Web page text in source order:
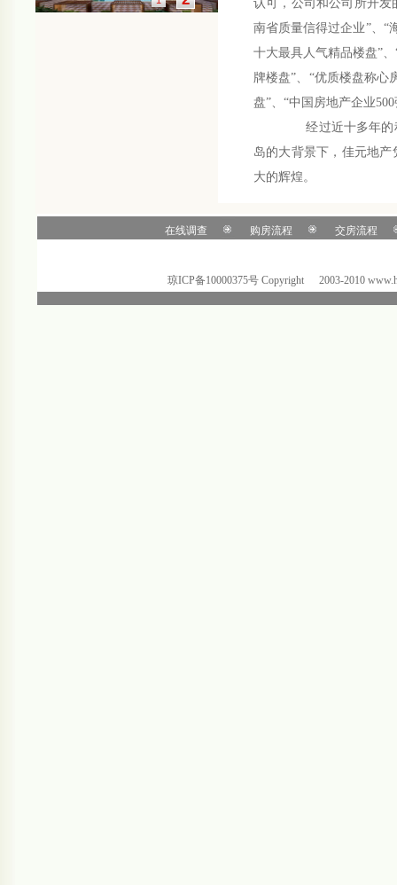
认可，公司和公司所开发
南省质量信得过企业”、“
十大最具人气精品楼盘”
牌楼盘”、“优质楼盘称心
盘”、“中国房地产企业
经过近十多年的积淀
岛的大背景下，佳元地
大的辉煌。
在线调查 购房流程 交房流程
琼ICP备10000375号 Copyright 2003-2010